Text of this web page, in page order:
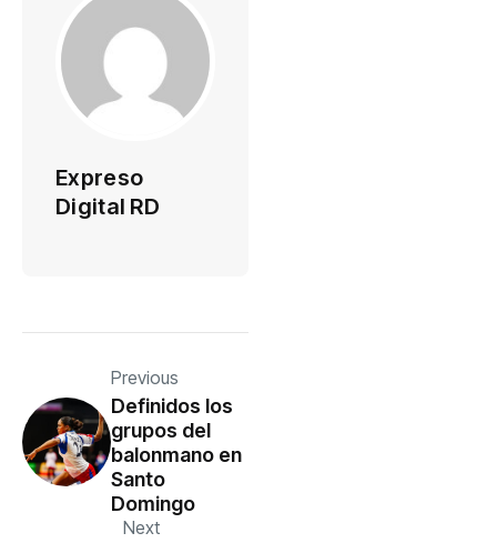
Expreso
Digital RD
Previous
Definidos los
grupos del
balonmano en
Santo
Domingo
Next